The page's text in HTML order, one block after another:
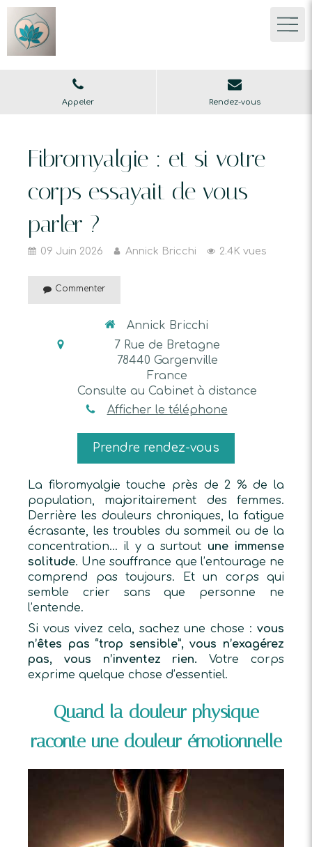
Appeler Rendez-vous
Fibromyalgie : et si votre
corps essayait de vous
parler ?
09 Juin 2026 Annick Bricchi 2.4K vues
Commenter
Annick Bricchi
7 Rue de Bretagne
78440 Gargenville
France
Consulte au Cabinet à distance
Afficher le téléphone
Prendre rendez-vous
La fibromyalgie touche près de 2 % de la
population, majoritairement des femmes.
Derrière les douleurs chroniques, la fatigue
écrasante, les troubles du sommeil ou de la
concentration… il y a surtout une immense
solitude. Une souffrance que l’entourage ne
comprend pas toujours. Et un corps qui
semble crier sans que personne ne
l’entende.
Si vous vivez cela, sachez une chose : vous
n’êtes pas “trop sensible”, vous n’exagérez
pas, vous n’inventez rien. Votre corps
exprime quelque chose d’essentiel.
Quand la douleur physique
raconte une douleur émotionnelle